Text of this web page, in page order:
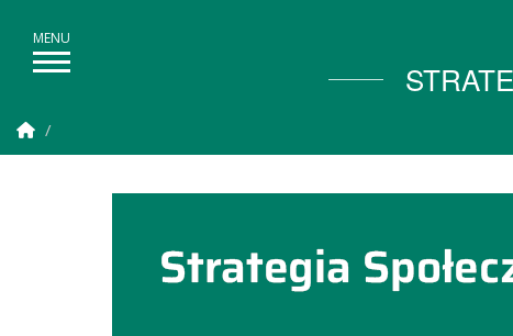
Strona Główna